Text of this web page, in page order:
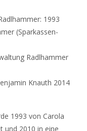
1993
(Sparkassen-
Radlhammer
Knauth 2014
1993 von Carola
und 2010 in eine